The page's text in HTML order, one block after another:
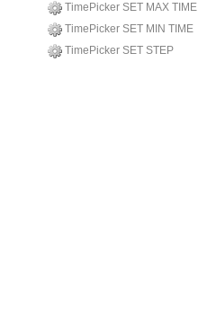
TimePicker SET MAX TIME
TimePicker SET MIN TIME
TimePicker SET STEP